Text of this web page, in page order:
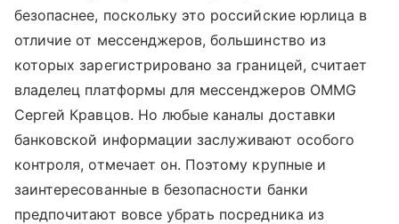
безопаснее, поскольку это российские юрлица в
отличие от мессенджеров, большинство из
которых зарегистрировано за границей, считает
владелец платформы для мессенджеров OMMG
Сергей Кравцов. Но любые каналы доставки
банковской информации заслуживают особого
контроля, отмечает он. Поэтому крупные и
заинтересованные в безопасности банки
предпочитают вовсе убрать посредника из